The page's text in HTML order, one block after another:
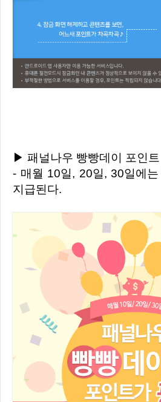
▶ 패널나우 빵빵데이 포인트
- 매월 10일, 20일, 30일에
지급된다.